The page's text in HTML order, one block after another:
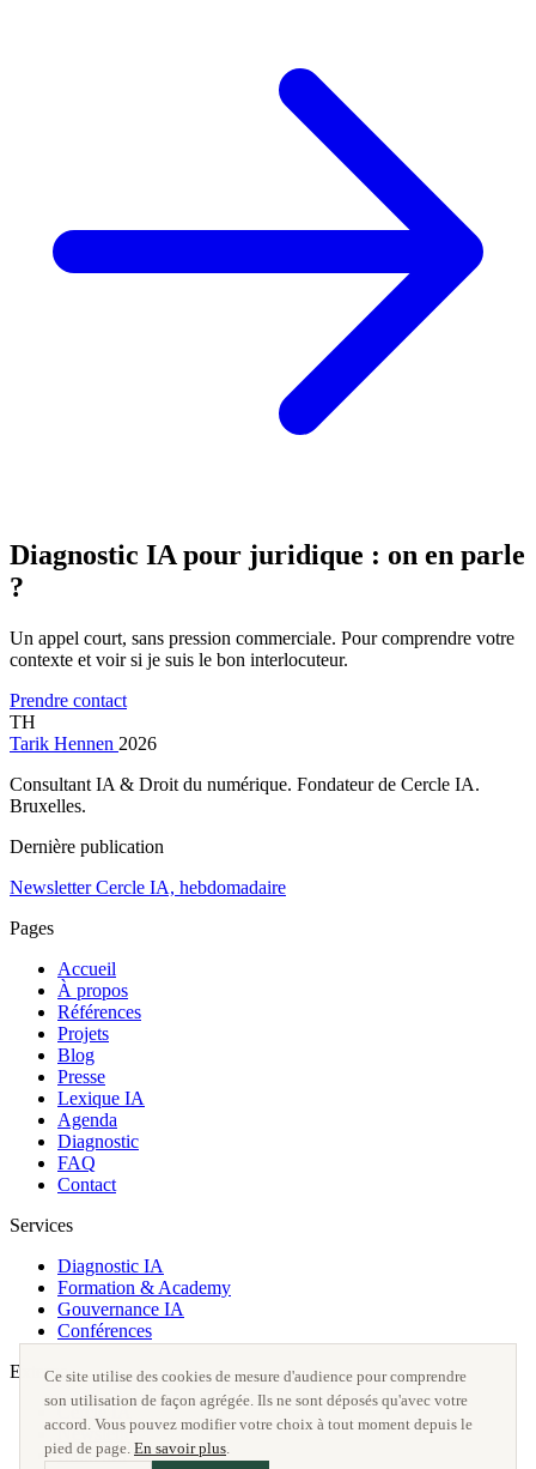
Diagnostic IA pour juridique : on en parle
?
Un appel court, sans pression commerciale. Pour comprendre votre
contexte et voir si je suis le bon interlocuteur.
Prendre contact
TH
Tarik Hennen 2026
Consultant IA & Droit du numérique. Fondateur de Cercle IA.
Bruxelles.
Dernière publication
Newsletter Cercle IA, hebdomadaire
Pages
Accueil
À propos
Références
Projets
Blog
Presse
Lexique IA
Agenda
Diagnostic
FAQ
Contact
Services
Diagnostic IA
Formation & Academy
Gouvernance IA
Conférences
Externe
Cercle IA
Newsletter
LinkedIn
Ce site utilise des cookies de mesure d'audience pour comprendre
son utilisation de façon agrégée. Ils ne sont déposés qu'avec votre
accord. Vous pouvez modifier votre choix à tout moment depuis le
pied de page. En savoir plus.